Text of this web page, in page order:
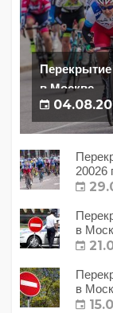
Перекрытие
в Москве
20026
в
в